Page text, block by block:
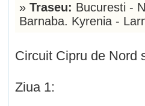
» Traseu: Bucuresti -
Barnaba. Kyrenia -
Circuit Cipru de Nord
Ziua 1: